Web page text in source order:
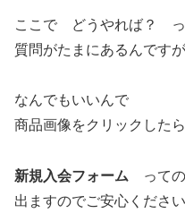
ここで どうやれば？
質問がたまにあるんですが
なんでもいいんで
商品画像をクリックしたら
新規入会フォーム って
出ますのでご安心ください